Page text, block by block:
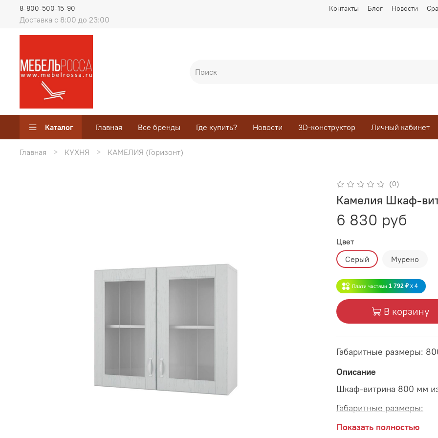
Контакты Блог Новости
Доставка с 8:00 до 23:00
8-800-500-15-90
Каталог Главная Все бренды Где купить? Новости 3D-конструктор Личный кабинет
Главная КУХНЯ КАМЕЛИЯ (Горизонт)
(0)
Камелия Шкаф-
6 830 руб
Цвет
Серый
Мурено
Плати частями 1 792 ₽ x 4
В корзину
Габаритные размеры:
Описание
Шкаф-витрина 800 мм
Габаритные размеры:
длина 800 мм
Показать полностью